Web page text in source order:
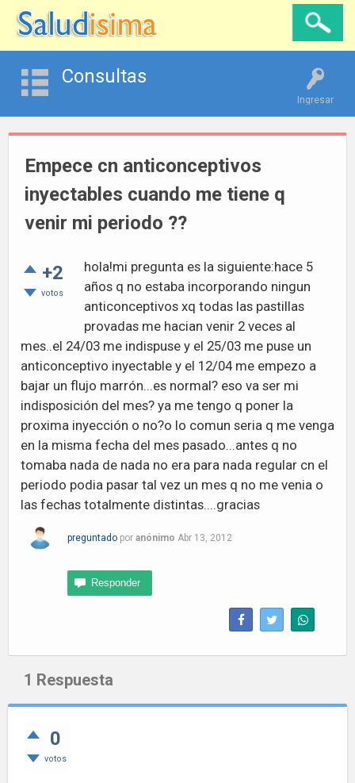
Ingresar
Consultas
Empece cn anticonceptivos
inyectables cuando me tiene q
venir mi periodo ??
+2
votos
hola!mi pregunta es la siguiente:hace 5
años q no estaba incorporando ningun
anticonceptivos xq todas las pastillas
provadas me hacian venir 2 veces al
mes..el 24/03 me indispuse y el 25/03 me puse un
anticonceptivo inyectable y el 12/04 me empezo a
bajar un flujo marrón...es normal? eso va ser mi
indisposición del mes? ya me tengo q poner la
proxima inyección o no?o lo comun seria q me venga
en la misma fecha del mes pasado...antes q no
tomaba nada de nada no era para nada regular cn el
periodo podia pasar tal vez un mes q no me venia o
las fechas totalmente distintas....gracias
preguntado por anónimo Abr 13, 2012
1 Respuesta
0
votos